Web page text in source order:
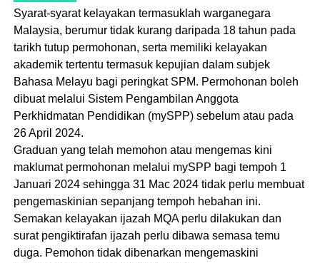
Syarat-syarat kelayakan termasuklah warganegara
Malaysia, berumur tidak kurang daripada 18 tahun pada
tarikh tutup permohonan, serta memiliki kelayakan
akademik tertentu termasuk kepujian dalam subjek
Bahasa Melayu bagi peringkat SPM. Permohonan boleh
dibuat melalui Sistem Pengambilan Anggota
Perkhidmatan Pendidikan (mySPP) sebelum atau pada
26 April 2024.
Graduan yang telah memohon atau mengemas kini
maklumat permohonan melalui mySPP bagi tempoh 1
Januari 2024 sehingga 31 Mac 2024 tidak perlu membuat
pengemaskinian sepanjang tempoh hebahan ini.
Semakan kelayakan ijazah MQA perlu dilakukan dan
surat pengiktirafan ijazah perlu dibawa semasa temu
duga. Pemohon tidak dibenarkan mengemaskini